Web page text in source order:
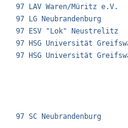
97 LAV Waren/
97 LG
97 ESV "Lok"
97 HSG Universität
97 HSG Universität